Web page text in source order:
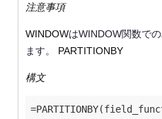
注意事項
WINDOWはWINDOW関数で
ます。 PARTITIONBY
構文